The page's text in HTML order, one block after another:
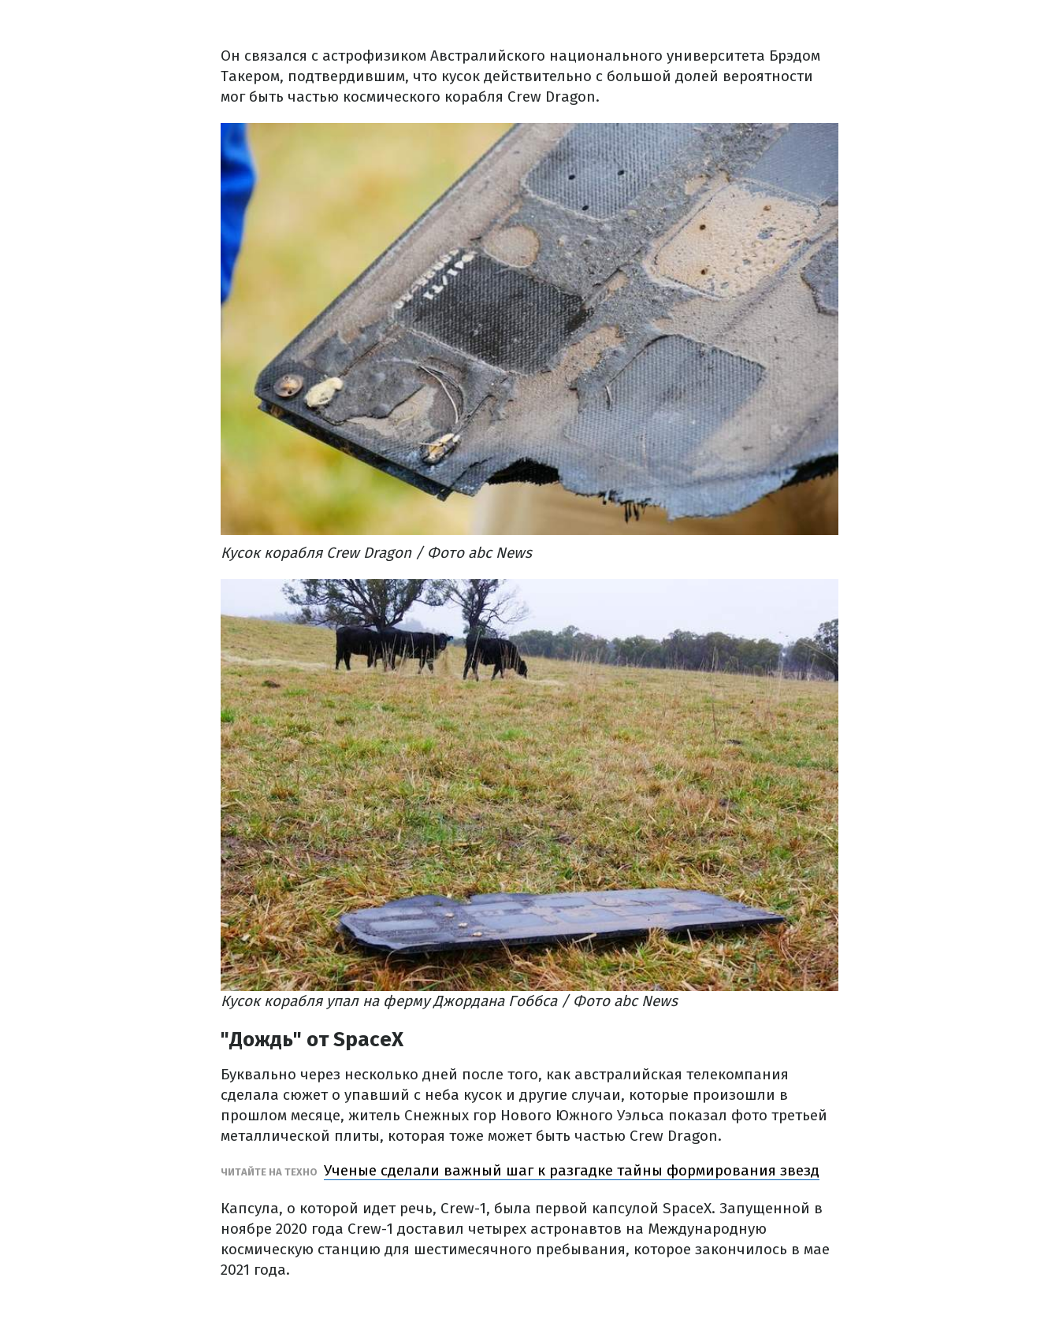
Он связался с астрофизиком Австралийского национального университета Брэдом
Такером, подтвердившим, что кусок действительно с большой долей вероятности
мог быть частью космического корабля Crew Dragon.
Кусок корабля Crew Dragon / Фото abc News
Кусок корабля упал на ферму Джордана Гоббса / Фото abc News
"Дождь" от SpaceX
Буквально через несколько дней после того, как австралийская телекомпания
сделала сюжет о упавший с неба кусок и другие случаи, которые произошли в
прошлом месяце, житель Снежных гор Нового Южного Уэльса показал фото третьей
металлической плиты, которая тоже может быть частью Crew Dragon.
ЧИТАЙТЕ НА ТЕХНО Ученые сделали важный шаг к разгадке тайны формирования звезд
Капсула, о которой идет речь, Crew-1, была первой капсулой SpaceX. Запущенной в
ноябре 2020 года Crew-1 доставил четырех астронавтов на Международную
космическую станцию для шестимесячного пребывания, которое закончилось в мае
2021 года.